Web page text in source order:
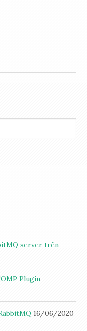
server trên
Plugin
16/06/2020